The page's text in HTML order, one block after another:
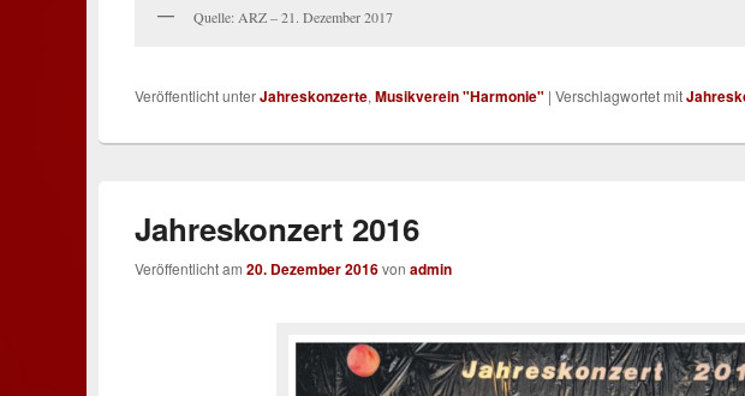
Quelle: ARZ – 21. Dezember 2017
Veröffentlicht unterJahreskonzerte, Musikverein "Harmonie" | Verschlagwortet mit
Jahreskonzert 2016
Veröffentlicht am 20. Dezember 2016von admin